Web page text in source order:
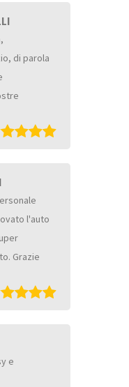
di parola
l'auto
Grazie
e